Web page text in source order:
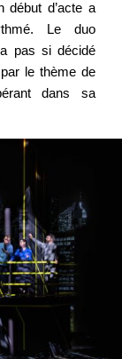
début d’acte a
Le duo
pas si décidé
le thème de
dans sa